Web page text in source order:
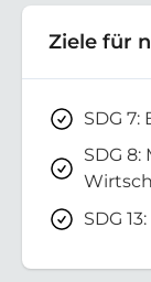
Ziele für
SDG
SDG
SDG